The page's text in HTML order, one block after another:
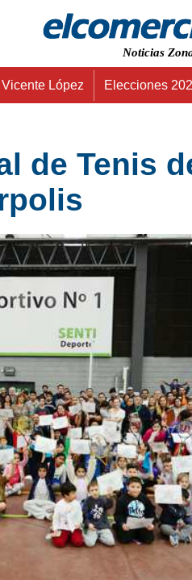
Noticias
Vicente López Elecciones
de Tenis